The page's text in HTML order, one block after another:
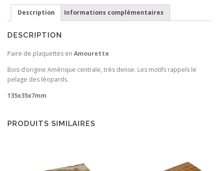
Description Informations complémentaires
DESCRIPTION
Paire de plaquettes en Amourette
Bois d’origine Amérique centrale, très dense. Les motifs rappels le
pelage des léopards.
135x35x7mm
PRODUITS SIMILAIRES